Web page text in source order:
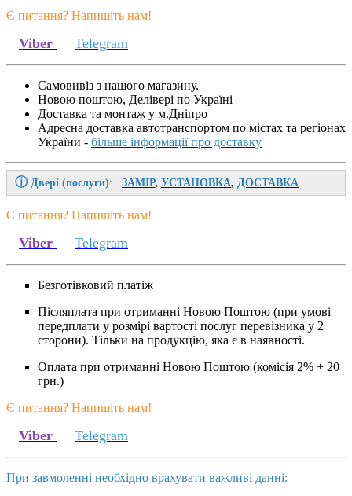
Є питання? Напишіть нам!
Viber Telegram
Самовивіз з нашого магазину.
Новою поштою, Делівері по Україні
Доставка та монтаж у м.Дніпро
Адресна доставка автотранспортом по містах та регіонах
України - більше інформації про доставку
ⓘ Двері (послуги): ЗАМІР, УСТАНОВКА, ДОСТАВКА
Є питання? Напишіть нам!
Viber Telegram
Безготівковий платіж
Післяплата при отриманні Новою Поштою (при умові
передплати у розмірі вартості послуг перевізника у 2
сторони). Тільки на продукцію, яка є в наявності.
Оплата при отриманні Новою Поштою (комісія 2% + 20
грн.)
Є питання? Напишіть нам!
Viber Telegram
При завмоленні необхідно врахувати важливі данні: